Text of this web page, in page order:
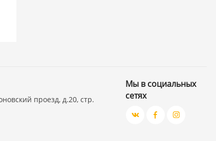
проезд, д.20, стр.
Мы в социальных
сетях